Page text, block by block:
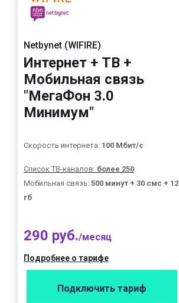
Netbynet (WIFIRE)
Интернет + ТВ +
Мобильная связь
"МегаФон 3.0
Минимум"
Скорость интернета: 100 Мбит/с
Список ТВ-каналов: более 250
Мобильная связь: 500 минут + 30 смс + 12
гб
290 руб./месяц
Подробнее о тарифе
Подключить тариф